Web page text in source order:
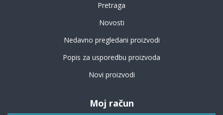
Pretraga
Novosti
Nedavno pregledani proizvodi
Popis za usporedbu proizvoda
Novi proizvodi
Moj račun